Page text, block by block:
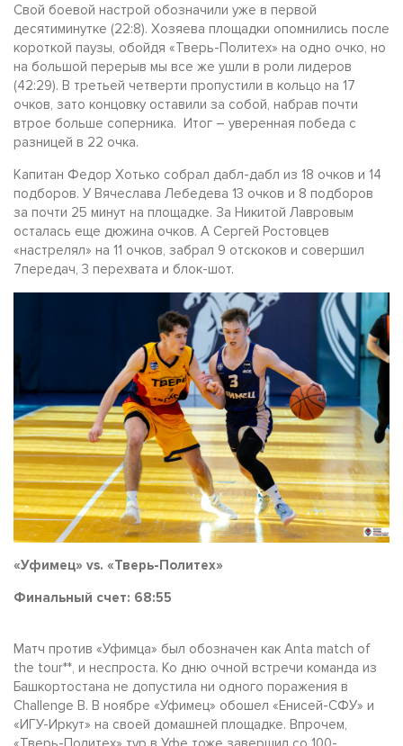
Свой боевой настрой обозначили уже в первой
десятиминутке (22:8). Хозяева площадки опомнились после
короткой паузы, обойдя «Тверь-Политех» на одно очко, но
на большой перерыв мы все же ушли в роли лидеров
(42:29). В третьей четверти пропустили в кольцо на 17
очков, зато концовку оставили за собой, набрав почти
втрое больше соперника. Итог – уверенная победа с
разницей в 22 очка.
Капитан Федор Хотько собрал дабл-дабл из 18 очков и 14
подборов. У Вячеслава Лебедева 13 очков и 8 подборов
за почти 25 минут на площадке. За Никитой Лавровым
осталась еще дюжина очков. А Сергей Ростовцев
«настрелял» на 11 очков, забрал 9 отскоков и совершил
7передач, 3 перехвата и блок-шот.
«Уфимец» vs. «Тверь-Политех»
Финальный счет: 68:55
Матч против «Уфимца» был обозначен как Anta match of
the tour**, и неспроста. Ко дню очной встречи команда из
Башкортостана не допустила ни одного поражения в
Challenge B. В ноябре «Уфимец» обошел «Енисей-СФУ» и
«ИГУ-Иркут» на своей домашней площадке. Впрочем,